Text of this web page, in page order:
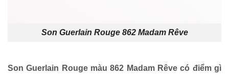
Son Guerlain Rouge 862 Madam Rêve
Son Guerlain Rouge màu 862 Madam Rêve có điểm gì